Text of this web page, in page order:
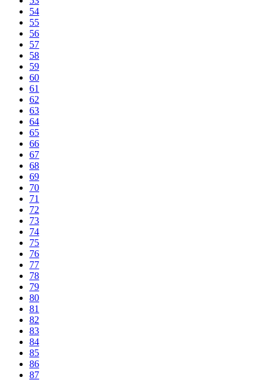
54
55
56
57
58
59
60
61
62
63
64
65
66
67
68
69
70
71
72
73
74
75
76
77
78
79
80
81
82
83
84
85
86
87